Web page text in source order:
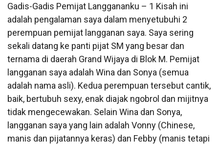
Gadis-Gadis Pemijat Langgananku – 1 Kisah ini
adalah pengalaman saya dalam menyetubuhi 2
perempuan pemijat langganan saya. Saya sering
sekali datang ke panti pijat SM yang besar dan
ternama di daerah Grand Wijaya di Blok M. Pemijat
langganan saya adalah Wina dan Sonya (semua
adalah nama asli). Kedua perempuan tersebut cantik,
baik, bertubuh sexy, enak diajak ngobrol dan mijitnya
tidak mengecewakan. Selain Wina dan Sonya,
langganan saya yang lain adalah Vonny (Chinese,
manis dan pijatannya keras) dan Febby (manis tetapi